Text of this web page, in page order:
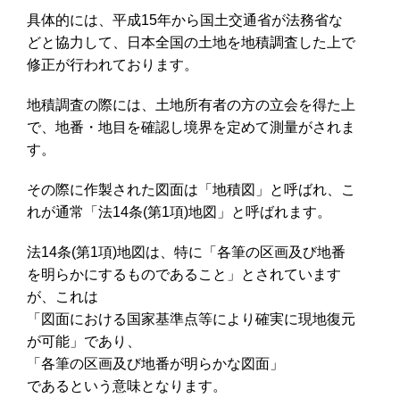
具体的には、平成15年から国土交通省が法務省な
どと協力して、日本全国の土地を地積調査した上で
修正が行われております。
地積調査の際には、土地所有者の方の立会を得た上
で、地番・地目を確認し境界を定めて測量がされま
す。
その際に作製された図面は「地積図」と呼ばれ、こ
れが通常「法14条(第1項)地図」と呼ばれます。
法14条(第1項)地図は、特に「各筆の区画及び地番
を明らかにするものであること」とされています
が、これは
「図面における国家基準点等により確実に現地復元
が可能」であり、
「各筆の区画及び地番が明らかな図面」
であるという意味となります。